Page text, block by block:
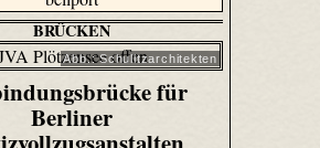
BRÜCKEN
Abb.: Schulitzarchitekten
für
Berliner